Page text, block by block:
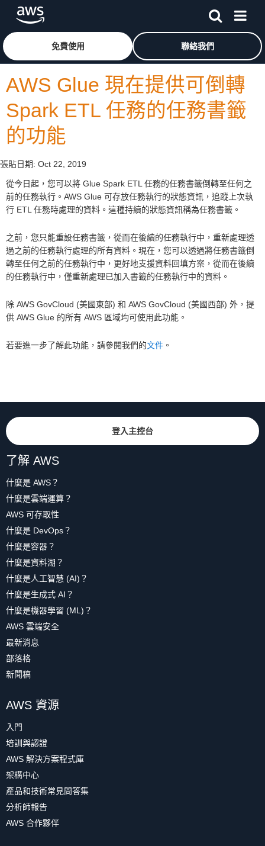
跳至主要內容按一下這裡可返回 Amazon Web Services 首頁
免費使用 聯絡我們
AWS Glue 現在提供可倒轉
Spark ETL 任務的任務書籤
的功能
張貼日期: Oct 22, 2019
從今日起，您可以將 Glue Spark ETL 任務的任務書籤倒轉至任何之
前的任務執行。AWS Glue 可存放任務執行的狀態資訊，追蹤上次執
行 ETL 任務時處理的資料。這種持續的狀態資訊稱為任務書籤。
之前，您只能重設任務書籤，從而在後續的任務執行中，重新處理透
過之前的任務執行處理的所有資料。現在，您可以透過將任務書籤倒
轉至任何之前的任務執行中，更好地支援資料回填方案，從而在後續
的任務執行中，僅重新處理已加入書籤的任務執行中的資料。
除 AWS GovCloud (美國東部) 和 AWS GovCloud (美國西部) 外，提
供 AWS Glue 的所有 AWS 區域均可使用此功能。
若要進一步了解此功能，請參閱我們的文件 。
登入主控台
了解 AWS
什麼是 AWS？
什麼是雲端運算？
AWS 可存取性
什麼是 DevOps？
什麼是容器？
什麼是資料湖？
什麼是人工智慧 (AI)？
什麼是生成式 AI？
什麼是機器學習 (ML)？
AWS 雲端安全
最新消息
部落格
新聞稿
AWS 資源
入門
培訓與認證
AWS 解決方案程式庫
架構中心
產品和技術常見問答集
分析師報告
AWS 合作夥伴